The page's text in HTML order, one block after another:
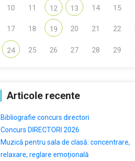
10 11 12 13 14 15
17 18 19 20 21 22
24 25 26 27 28 29
Articole recente
Bibliografie concurs directori
Concurs DIRECTORI 2026
Muzică pentru sala de clasă: concentrare,
relaxare, reglare emoțională